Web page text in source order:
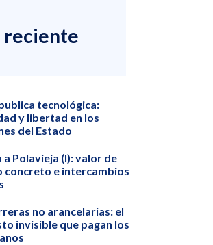
reciente
tecnológica:
y libertad en los
del Estado
a Polavieja (I): valor de
concreto e intercambios
no arancelarias: el
invisible que pagan los